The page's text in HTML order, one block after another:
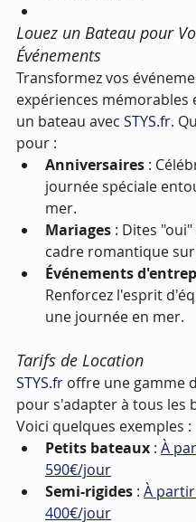
Louez un Bateau pour
Événements
Transformez vos
expériences mémorables
un bateau avec STYS.fr.
pour :
Anniversaires :
journée spéciale
mer.
Mariages : Dites
cadre romantique
Événements
Renforcez l'esprit
une journée en mer.
Tarifs de Location
STYS.fr offre une gamme
pour s'adapter à tous les
Voici quelques exemples :
Petits bateaux : À
590€/jour
Semi-rigides : À
400€/jour